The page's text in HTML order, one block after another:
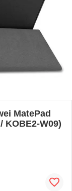
MatePad
KOBE2-W09)